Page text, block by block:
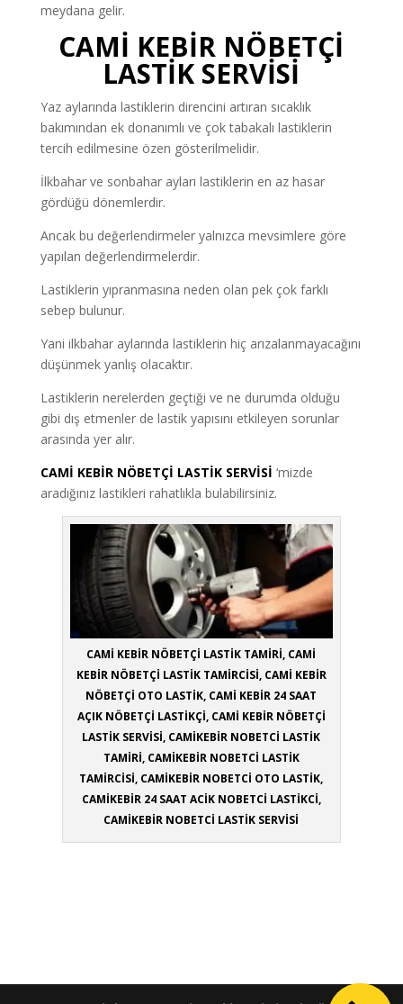
meydana gelir.
CAMİ KEBİR NÖBETÇİ
LASTİK SERVİSİ
Yaz aylarında lastiklerin direncini artıran sıcaklık
bakımından ek donanımlı ve çok tabakalı lastiklerin
tercih edilmesine özen gösterilmelidir.
İlkbahar ve sonbahar ayları lastiklerin en az hasar
gördüğü dönemlerdir.
Ancak bu değerlendirmeler yalnızca mevsimlere göre
yapılan değerlendirmelerdir.
Lastiklerin yıpranmasına neden olan pek çok farklı
sebep bulunur.
Yani ilkbahar aylarında lastiklerin hiç arızalanmayacağını
düşünmek yanlış olacaktır.
Lastiklerin nerelerden geçtiği ve ne durumda olduğu
gibi dış etmenler de lastik yapısını etkileyen sorunlar
arasında yer alır.
CAMİ KEBİR NÖBETÇİ LASTİK SERVİSİ ‘mizde
aradığınız lastikleri rahatlıkla bulabilirsiniz.
CAMİ KEBİR NÖBETÇİ LASTİK TAMİRİ, CAMİ
KEBİR NÖBETÇİ LASTİK TAMİRCİSİ, CAMİ KEBİR
NÖBETÇİ OTO LASTİK, CAMİ KEBİR 24 SAAT
AÇIK NÖBETÇİ LASTİKÇİ, CAMİ KEBİR NÖBETÇİ
LASTİK SERVİSİ, CAMİKEBİR NOBETCİ LASTİK
TAMİRİ, CAMİKEBİR NOBETCİ LASTİK
TAMİRCİSİ, CAMİKEBİR NOBETCİ OTO LASTİK,
CAMİKEBİR 24 SAAT ACİK NOBETCİ LASTİKCİ,
CAMİKEBİR NOBETCİ LASTİK SERVİSİ